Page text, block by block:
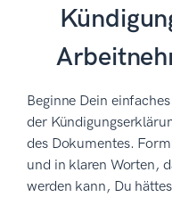
Beginne Dein
der
des Dokumentes.
und in klaren Worten,
werden kann, Du